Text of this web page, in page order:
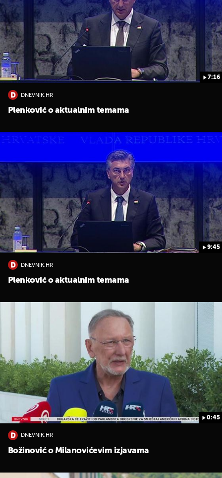
7:16
DNEVNIK.HR
Plenković o aktualnim temama
9:45
DNEVNIK.HR
Plenković o aktualnim temama
0:45
DNEVNIK.HR
Božinović o Milanovićevim izjavama